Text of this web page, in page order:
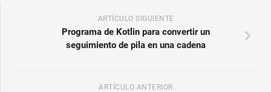
ARTÍCULO SIGUIENTE
Programa de Kotlin para convertir un
seguimiento de pila en una cadena
ARTÍCULO ANTERIOR